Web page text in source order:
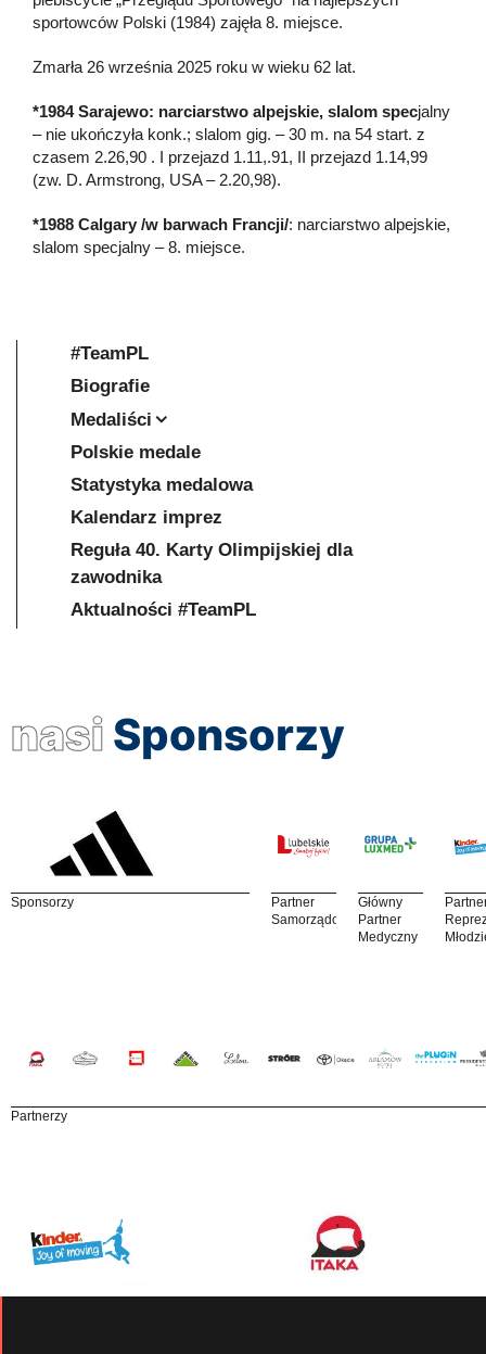
sportowców Polski (1984) zajęła 8. miejsce.
Zmarła 26 września 2025 roku w wieku 62 lat.
*1984 Sarajewo: narciarstwo alpejskie, slalom specjalny
– nie ukończyła konk.; slalom gig. – 30 m. na 54 start. z
czasem 2.26,90 . I przejazd 1.11,.91, II przejazd 1.14,99
(zw. D. Armstrong, USA – 2.20,98).
*1988 Calgary /w barwach Francji/: narciarstwo alpejskie,
slalom specjalny – 8. miejsce.
#TeamPL
Biografie
Medaliści
Polskie medale
Statystyka medalowa
Kalendarz imprez
Reguła 40. Karty Olimpijskiej dla
zawodnika
Aktualności #TeamPL
nasi Sponsorzy
Sponsorzy
Partner
Samorządowy
Główny
Partner
Medyczny
Partnerzy